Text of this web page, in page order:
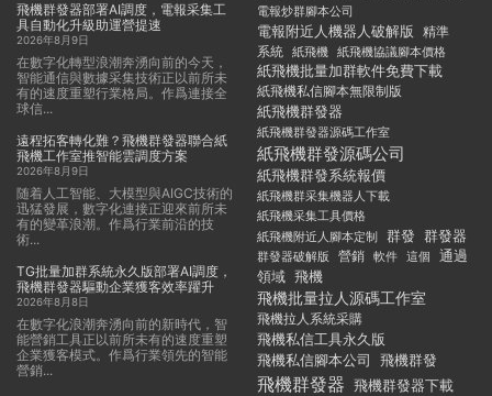
飛機群發器部署AI調度，電報采集工
具自動化升級助運營提速
2026年8月9日
在數字化轉型浪潮奔湧向前的今天，
智能通信與數據采集技術正以前所未
有的速度重塑行業格局。作爲連接全
球信...
遠程拓客轉化難？飛機群發器聯合紙
飛機工作室推智能雲調度方案
2026年8月9日
随着人工智能、大模型與AIGC技術的
迅猛發展，數字化連接正迎來前所未
有的變革浪潮。作爲行業前沿的技
術...
TG批量加群系統永久版部署AI調度，
飛機群發器驅動企業獲客效率躍升
2026年8月8日
在數字化浪潮奔湧向前的新時代，智
能營銷工具正以前所未有的速度重塑
企業獲客模式。作爲行業領先的智能
營銷...
電報炒群腳本公司
電報附近人機器人破解版 精準
系統 紙飛機 紙飛機協議腳本價格
紙飛機批量加群軟件免費下載
紙飛機私信腳本無限制版
紙飛機群發器
紙飛機群發器源碼工作室
紙飛機群發源碼公司
紙飛機群發系統報價
紙飛機群采集機器人下載
紙飛機采集工具價格
紙飛機附近人腳本定制
群發 群發器
群發器破解版 營銷 軟件 這個
通過
領域 飛機
飛機批量拉人源碼工作室
飛機拉人系統采購
飛機私信工具永久版
飛機私信腳本公司
飛機群發
飛機群發器 飛機群發器下載